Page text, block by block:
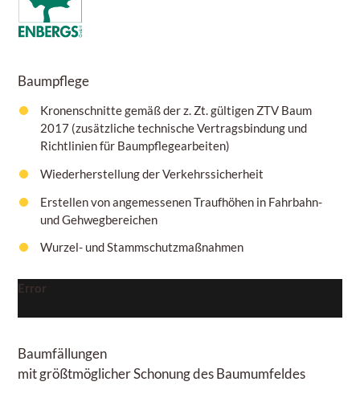
Baumpflege
Kronenschnitte gemäß der z. Zt. gültigen ZTV Baum
2017 (zusätzliche technische Vertragsbindung und
Richtlinien für Baumpflegearbeiten)
Wiederherstellung der Verkehrssicherheit
Erstellen von angemessenen Traufhöhen in Fahrbahn-
und Gehwegbereichen
Wurzel- und Stammschutzmaßnahmen
Error
Baumfällungen
mit größtmöglicher Schonung des Baumumfeldes